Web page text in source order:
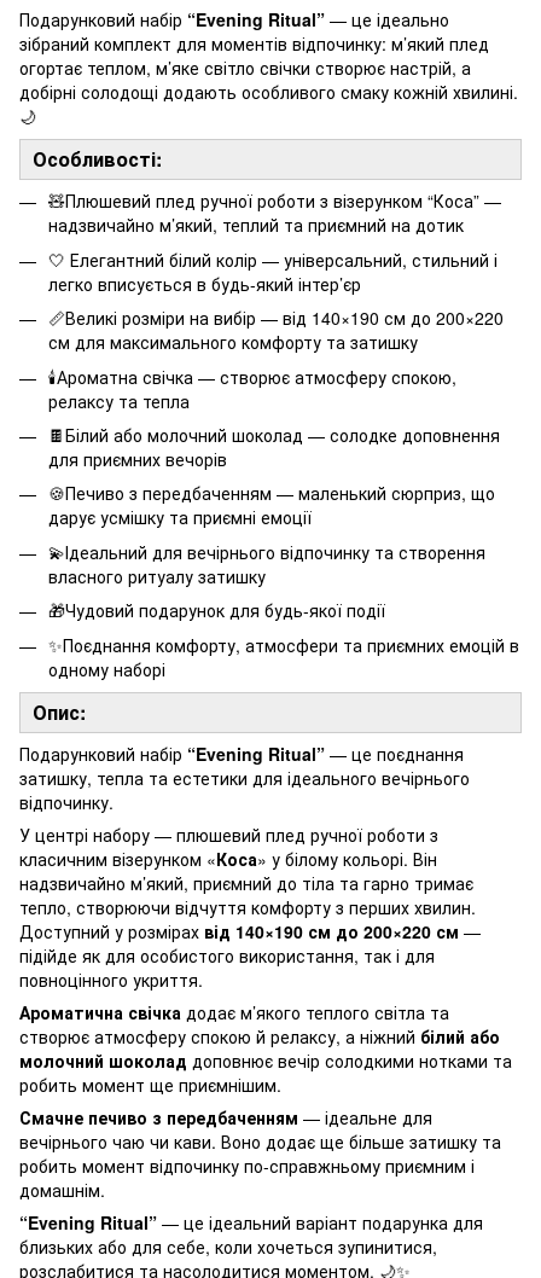
Подарунковий набір “Evening Ritual” — це ідеально
зібраний комплект для моментів відпочинку: м’який плед
огортає теплом, м’яке світло свічки створює настрій, а
добірні солодощі додають особливого смаку кожній хвилині.
🌙
Особливості:
🧸Плюшевий плед ручної роботи з візерунком “Коса” —
надзвичайно м’який, теплий та приємний на дотик
🤍 Елегантний білий колір — універсальний, стильний і
легко вписується в будь-який інтер’єр
📏Великі розміри на вибір — від 140×190 см до 200×220
см для максимального комфорту та затишку
🕯️Ароматна свічка — створює атмосферу спокою,
релаксу та тепла
🍫Білий або молочний шоколад — солодке доповнення
для приємних вечорів
🍪Печиво з передбаченням — маленький сюрприз, що
дарує усмішку та приємні емоції
💫Ідеальний для вечірнього відпочинку та створення
власного ритуалу затишку
🎁Чудовий подарунок для будь-якої події
✨Поєднання комфорту, атмосфери та приємних емоцій в
одному наборі
Опис:
Подарунковий набір “Evening Ritual” — це поєднання
затишку, тепла та естетики для ідеального вечірнього
відпочинку.
У центрі набору — плюшевий плед ручної роботи з
класичним візерунком «Коса» у білому кольорі. Він
надзвичайно м’який, приємний до тіла та гарно тримає
тепло, створюючи відчуття комфорту з перших хвилин.
Доступний у розмірах від 140×190 см до 200×220 см —
підійде як для особистого використання, так і для
повноцінного укриття.
Ароматична свічка додає м’якого теплого світла та
створює атмосферу спокою й релаксу, а ніжний білий або
молочний шоколад доповнює вечір солодкими нотками та
робить момент ще приємнішим.
Смачне печиво з передбаченням — ідеальне для
вечірнього чаю чи кави. Воно додає ще більше затишку та
робить момент відпочинку по-справжньому приємним і
домашнім.
“Evening Ritual” — це ідеальний варіант подарунка для
близьких або для себе, коли хочеться зупинитися,
розслабитися та насолодитися моментом. 🌙✨